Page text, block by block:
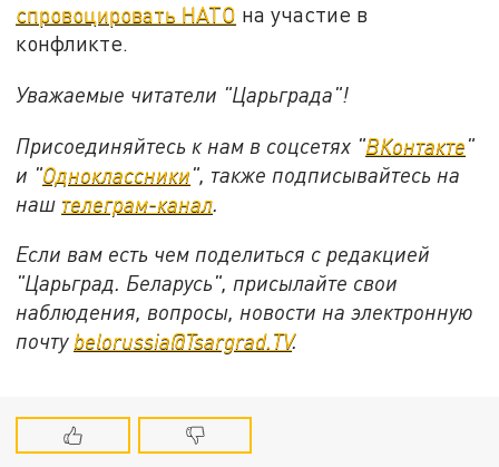
спровоцировать НАТО на участие в
конфликте.
Уважаемые читатели "Царьграда"!
Присоединяйтесь к нам в соцсетях "ВКонтакте"
и "Одноклассники", также подписывайтесь на
наш телеграм-канал
Если вам есть чем поделиться с редакцией
"Царьград. Беларусь", присылайте свои
наблюдения, вопросы, новости на электронную
почту belorussia@Tsargrad.TV.